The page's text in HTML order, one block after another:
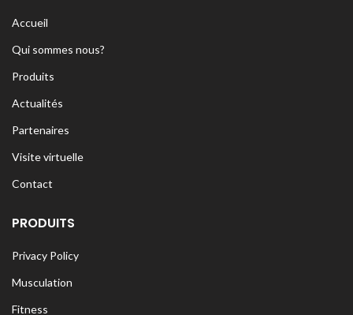
Accueil
Qui sommes nous?
Produits
Actualités
Partenaires
Visite virtuelle
Contact
PRODUITS
Privacy Policy
Musculation
Fitness